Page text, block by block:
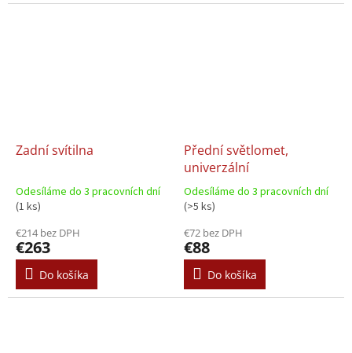
Zadní svítilna
Odesíláme do 3 pracovních dní
(1 ks)
€214 bez DPH
€263
Do košíka
Přední světlomet,
univerzální
Odesíláme do 3 pracovních dní
(>5 ks)
€72 bez DPH
€88
Do košíka